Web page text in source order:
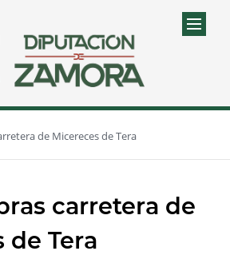
de Micereces de Tera
carretera de
de Tera